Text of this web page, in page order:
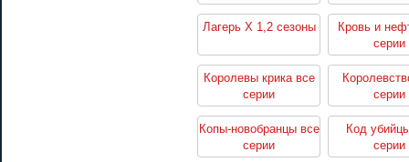
все
Лагерь Х 1,2 сезоны
Кровь и
серии
Королевы крика все
серии
серии
Копы-новобранцы все
серии
Код
серии